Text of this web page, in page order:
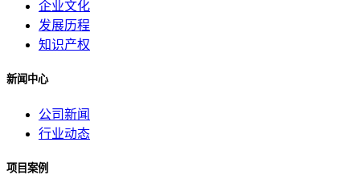
企业文化
发展历程
知识产权
新闻中心
公司新闻
行业动态
项目案例